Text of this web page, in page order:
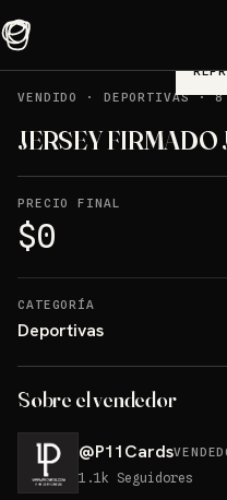
VENDIDO
· DEPORTIVAS·8
JERSEY FIRMADO
PRECIO FINAL
$0
CATEGORÍA
Deportivas
Sobre el vendedor
@P11Cards
1.1k Seguidores